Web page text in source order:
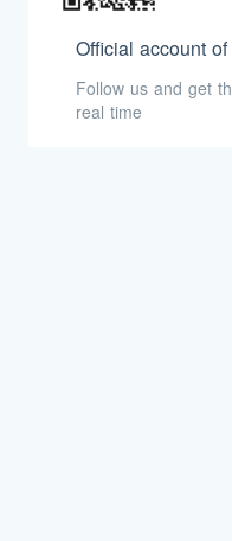
Official account
Follow us and get
real time